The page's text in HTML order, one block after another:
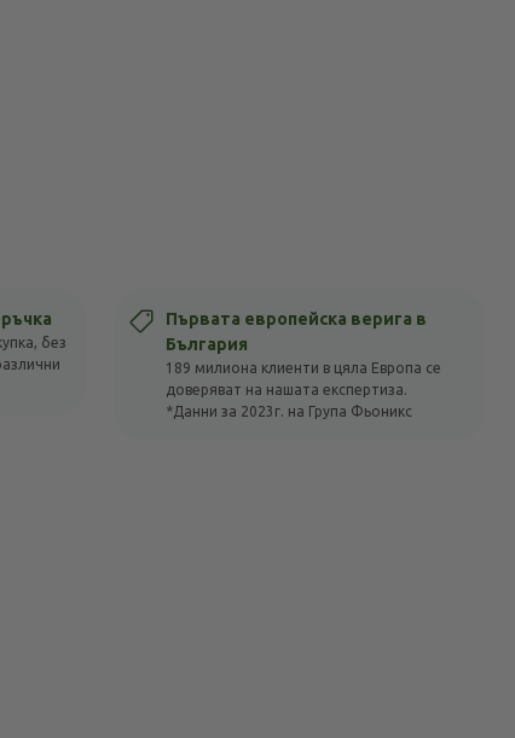
без
Първата европейска верига в
България
189 милиона клиенти в цяла Европа се
доверяват на нашата експертиза.
*Данни за 2023г. на Група Фьоникс